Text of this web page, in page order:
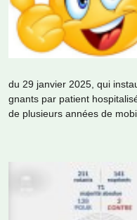
du 29 jan­vier 2025, qui
gnants par patient
de plu­sieurs années de